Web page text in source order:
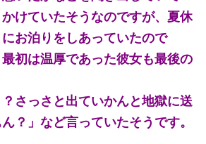
けていたそうなのですが、夏休
お泊りをしあっていたので
初は温厚であった彼女も最後の
？さっさと出ていかんと地獄に送
？」など言っていたそうです。